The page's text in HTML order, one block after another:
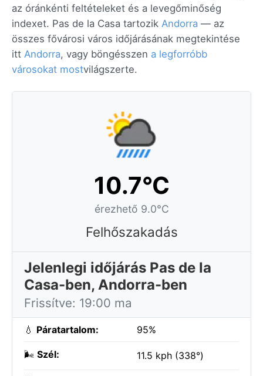
az óránkénti feltételeket és a levegőminőség
indexet. Pas de la Casa tartozik Andorra — az
összes fővárosi város időjárásának megtekintése
itt Andorra, vagy böngésszen a legforróbb
városokat mostvilágszerte.
10.7°C
érezhető 9.0°C
Felhőszakadás
Jelenlegi időjárás Pas de la
Casa-ben, Andorra-ben
Frissítve: 19:00 ma
💧 Páratartalom: 95%
🌬️ Szél: 11.5 kph (338°)